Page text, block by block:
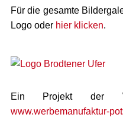
Für die gesamte
Logo oder hier klicken.
Ein Projekt der
www.werbemanufaktur-